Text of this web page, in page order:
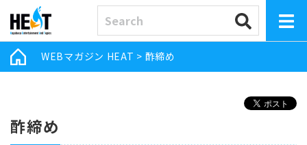
WEBマガジン HEAT > 酢締め
酢締め